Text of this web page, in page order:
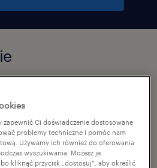
zapewnić Ci doświadczenie dostosowane
problemy techniczne i pomóc nam
Używamy ich również do oferowania
wyszukiwania. Możesz je
kliknąć przycisk „dostosuj”, aby określić